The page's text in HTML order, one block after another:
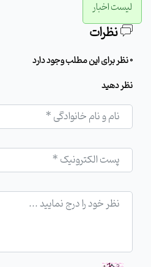
لیست اخبار
نظرات
0 نظر برای این مطلب وجود دارد
نظر دهید